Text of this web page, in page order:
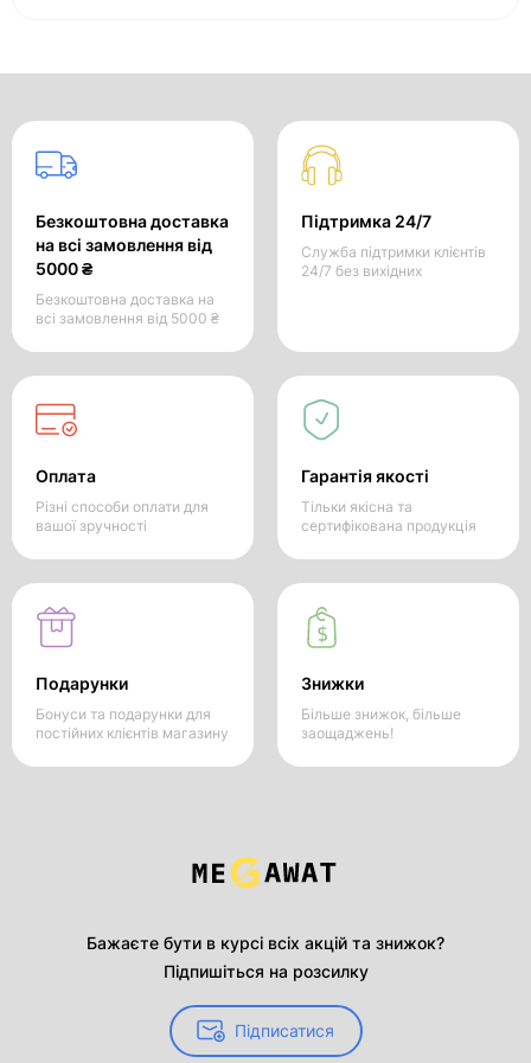
Безкоштовна доставка
на всі замовлення від
5000 ₴
Безкоштовна доставка на
всі замовлення від 5000 ₴
Підтримка 24/7
Служба підтримки клієнтів
24/7 без вихідних
Оплата
Різні способи оплати для
вашої зручності
Гарантія якості
Тільки якісна та
сертифікована продукція
Подарунки
Бонуси та подарунки для
постійних клієнтів магазину
Знижки
Більше знижок, більше
заощаджень!
Бажаєте бути в курсі всіх акцій та знижок?
Підпишіться на розсилку
Підписатися